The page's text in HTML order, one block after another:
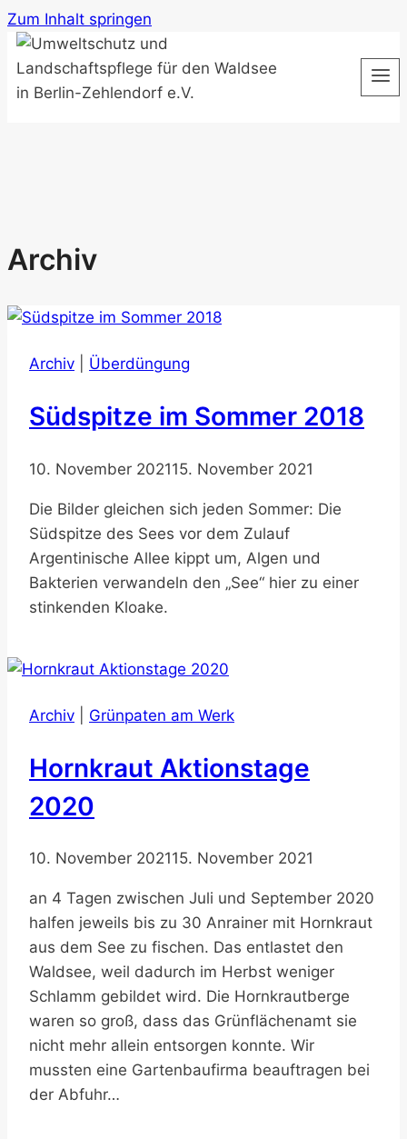
Zum Inhalt springen
Archiv
Archiv Überdüngung
Südspitze im Sommer 2018
10. November 202115. November 2021
Die Bilder gleichen sich jeden Sommer: Die
Südspitze des Sees vor dem Zulauf
Argentinische Allee kippt um, Algen und
Bakterien verwandeln den „See“ hier zu einer
stinkenden Kloake.
Archiv Grünpaten am Werk
Hornkraut Aktionstage
2020
10. November 202115. November 2021
an 4 Tagen zwischen Juli und September 2020
halfen jeweils bis zu 30 Anrainer mit Hornkraut
aus dem See zu fischen. Das entlastet den
Waldsee, weil dadurch im Herbst weniger
Schlamm gebildet wird. Die Hornkrautberge
waren so groß, dass das Grünflächenamt sie
nicht mehr allein entsorgen konnte. Wir
mussten eine Gartenbaufirma beauftragen bei
der Abfuhr…